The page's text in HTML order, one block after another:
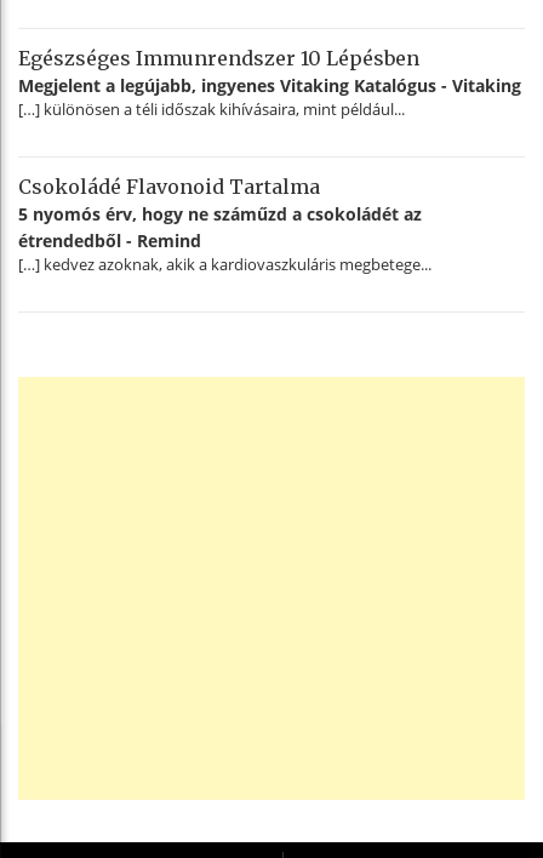
Egészséges Immunrendszer 10 Lépésben
Megjelent a legújabb, ingyenes Vitaking Katalógus - Vitaking
[…] különösen a téli időszak kihívásaira, mint például...
Csokoládé Flavonoid Tartalma
5 nyomós érv, hogy ne száműzd a csokoládét az
étrendedből - Remind
[…] kedvez azoknak, akik a kardiovaszkuláris megbetege...